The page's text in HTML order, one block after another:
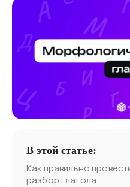
В этой статье:
Как правильно
разбор глагола